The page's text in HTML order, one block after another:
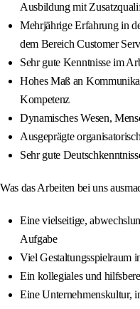
Ausbildung mit
Mehrjährige Erfahrung in
dem Bereich Customer
Sehr gute Kenntnisse im
Hohes Maß an
Kompetenz
Dynamisches Wesen,
Ausgeprägte
Sehr gute
Was das Arbeiten bei uns
Eine vielseitige,
Aufgabe
Viel Gestaltungsspielraum
Ein kollegiales und
Eine Unternehmenskultur,